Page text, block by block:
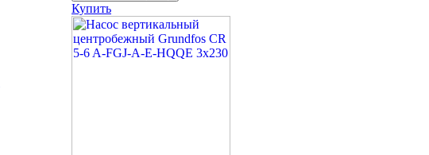
Купить